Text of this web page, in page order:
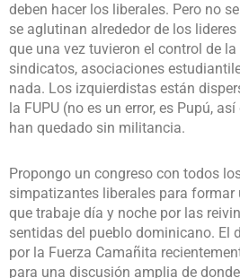
deben hacer los liberales. Pero no
se aglutinan alrededor de los
que una vez tuvieron el control de
sindicatos, asociaciones
nada. Los izquierdistas están
la FUPU (no es un error, es Pupú,
han quedado sin militancia.
Propongo un congreso con todos
simpatizantes liberales para formar
que trabaje día y noche por las
sentidas del pueblo dominicano. El
por la Fuerza Camañita
para una discusión amplia de